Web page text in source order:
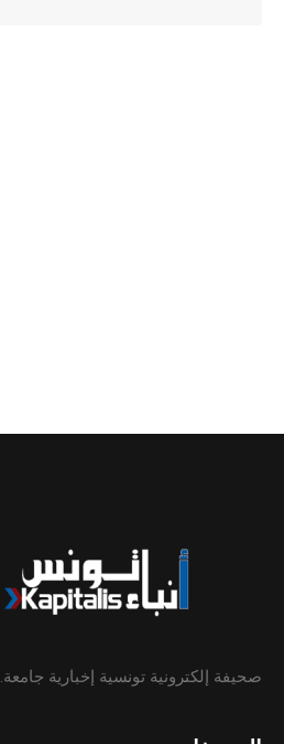
صحيفة إلكترونية تونسية إخبارية جامعة.